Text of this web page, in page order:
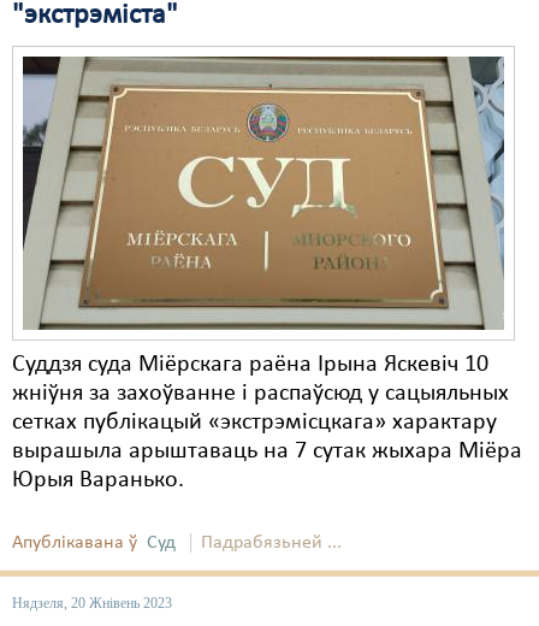
"экстрэміста"
Суддзя суда Міёрскага раёна Ірына Яскевіч 10
жніўня за захоўванне і распаўсюд у сацыяльных
сетках публікацый «экстрэмісцкага» характару
вырашыла арыштаваць на 7 сутак жыхара Міёра
Юрыя Варанько.
Апублікавана ў Суд Падрабязьней ...
Нядзеля, 20 Жнівень 2023
Свабода сумленьня
Суд
Сьмяротнае пакараньне
Экалёгія
Правы працоўных
Сацыяльныя правы